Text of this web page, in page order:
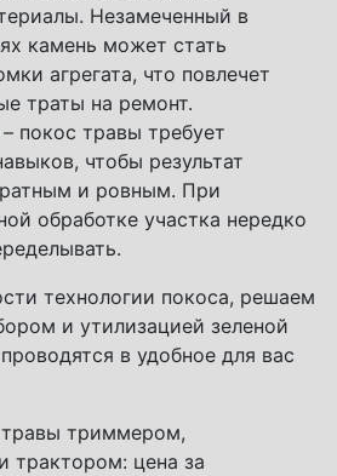
Незамеченный в
камень может стать
агрегата, что повлечет
траты на ремонт.
– покос травы требует
чтобы результат
и ровным. При
обработке участка нередко
технологии покоса, решаем
и утилизацией зеленой
в удобное для вас
триммером,
трактором: цена за